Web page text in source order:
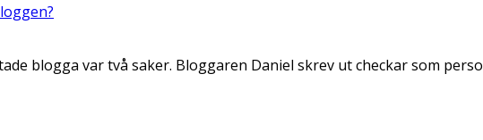
blogga var två saker. Bloggaren Daniel skrev ut checkar som